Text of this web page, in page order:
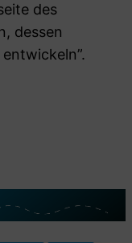
des
dessen